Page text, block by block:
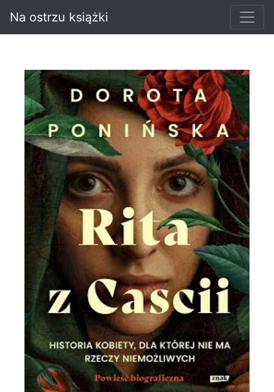
Na ostrzu książki